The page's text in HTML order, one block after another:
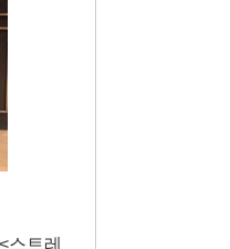
스트레